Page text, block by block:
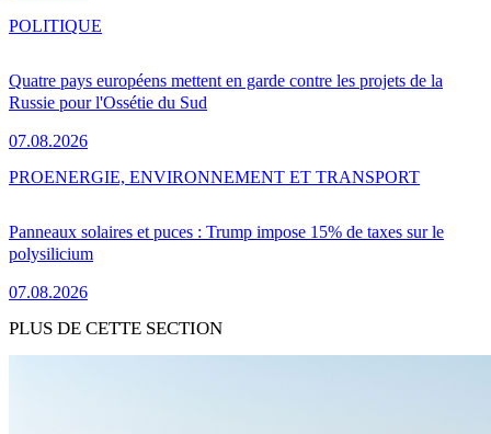
Quatre pays européens mettent en garde contre les projets de la
Russie pour l'Ossétie du Sud
07.08.2026
POLITIQUE
Panneaux solaires et puces : Trump impose 15% de taxes sur le
polysilicium
07.08.2026
PROENERGIE, ENVIRONNEMENT ET TRANSPORT
PLUS DE CETTE SECTION